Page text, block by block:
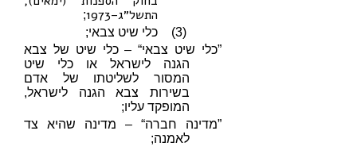
התשל״ג–1973
;
(3)
כלי שיט צבאי;
”כלי שיט צבאי“ – כלי שיט של צבא
הגנה לישראל או כלי שיט
המסור לשליטתו של אדם
בשירות צבא הגנה לישראל,
המופקד עליו;
”מדינה חברה“ – מדינה שהיא צד
לאמנה;